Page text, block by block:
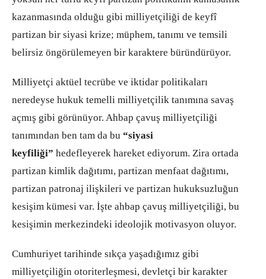
kazanmasında olduğu gibi milliyetçiliği de keyfî
partizan bir siyasi krize; müphem, tanımı ve temsili
belirsiz öngörülemeyen bir karaktere büründürüyor.
Milliyetçi aktüel tecrübe ve iktidar politikaları
neredeyse hukuk temelli milliyetçilik tanımına savaş
açmış gibi görünüyor. Ahbap çavuş milliyetçiliği
tanımından ben tam da bu “siyasi
keyfiliği” hedefleyerek hareket ediyorum. Zira ortada
partizan kimlik dağıtımı, partizan menfaat dağıtımı,
partizan patronaj ilişkileri ve partizan hukuksuzluğun
kesişim kümesi var. İşte ahbap çavuş milliyetçiliği, bu
kesişimin merkezindeki ideolojik motivasyon oluyor.
Cumhuriyet tarihinde sıkça yaşadığımız gibi
milliyetçiliğin otoriterleşmesi, devletçi bir karakter